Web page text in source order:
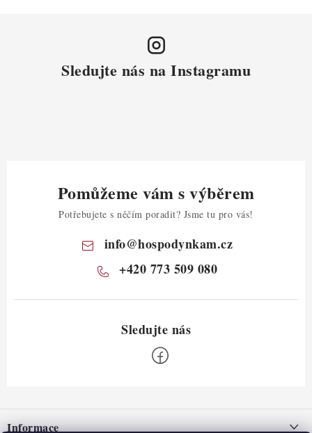
Sledujte nás na Instagramu
Pomůžeme vám s výběrem
Potřebujete s něčím poradit? Jsme tu pro vás!
info@hospodynkam.cz
+420 773 509 080
Informace